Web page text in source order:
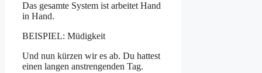
Das gesamte System ist arbeitet Hand
in Hand.
BEISPIEL: Müdigkeit
Und nun kürzen wir es ab. Du hattest
einen langen anstrengenden Tag.